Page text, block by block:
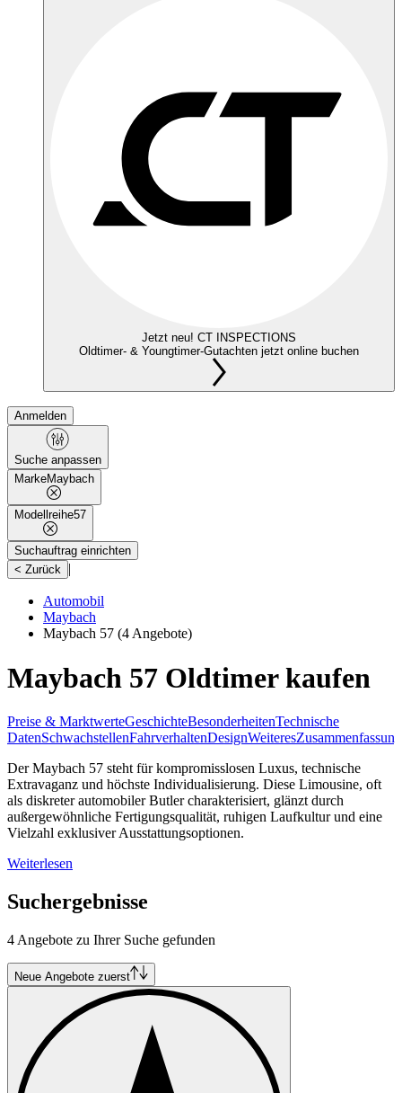
Jetzt neu! CT INSPECTIONS
Oldtimer- & Youngtimer-Gutachten jetzt online buchen
Anmelden
Suche anpassen
MarkeMaybach
Modellreihe57
Suchauftrag einrichten
< Zurück |
Automobil
Maybach
Maybach 57 (4 Angebote)
Maybach 57 Oldtimer kaufen
Preise & MarktwerteGeschichteBesonderheitenTechnische
DatenSchwachstellenFahrverhaltenDesignWeiteresZusammenfassung
Der Maybach 57 steht für kompromisslosen Luxus, technische
Extravaganz und höchste Individualisierung. Diese Limousine, oft
als diskreter automobiler Butler charakterisiert, glänzt durch
außergewöhnliche Fertigungsqualität, ruhigen Laufkultur und eine
Vielzahl exklusiver Ausstattungsoptionen.
Weiterlesen
Suchergebnisse
4 Angebote zu Ihrer Suche gefunden
Neue Angebote zuerst